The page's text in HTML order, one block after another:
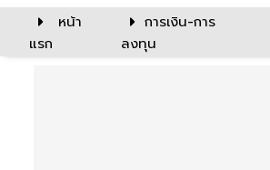
หน้า
แรก
การเงิน-การ
ลงทุน